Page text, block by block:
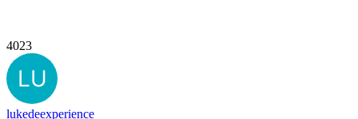
4023
lukedeexperience